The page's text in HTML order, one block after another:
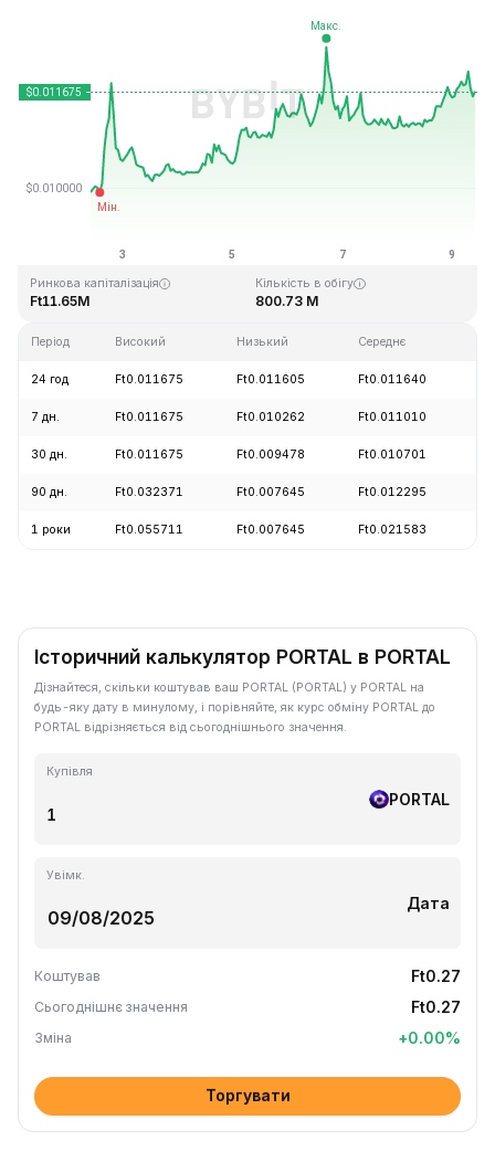
Останнє оновлення: 2026-08-09, 09:21 GMT+0
Ринкова капіталізація
Ft11.65M
Кількість в обігу
800.73 M
Період Високий Низький Середнє
24 год Ft0.011675 Ft0.011605 Ft0.011640
7 дн. Ft0.011675 Ft0.010262 Ft0.011010
30 дн. Ft0.011675 Ft0.009478 Ft0.010701
90 дн. Ft0.032371 Ft0.007645 Ft0.012295
1 роки Ft0.055711 Ft0.007645 Ft0.021583
Історичний калькулятор PORTAL в PORTAL
Дізнайтеся, скільки коштував ваш PORTAL (PORTAL) у PORTAL на
будь-яку дату в минулому, і порівняйте, як курс обміну PORTAL до
PORTAL відрізняється від сьогоднішнього значення.
Купівля
PORTAL
Увімк.
Дата
Коштував Ft0.27
Сьогоднішнє значення Ft0.27
Зміна +0.00%
Торгувати